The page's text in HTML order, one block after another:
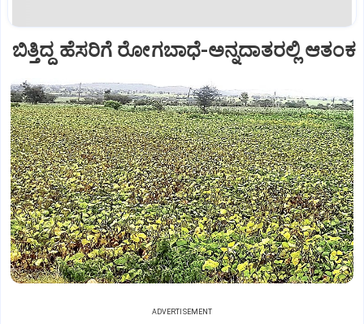
ಬಿತ್ತಿದ್ದ ಹೆಸರಿಗೆ ರೋಗಬಾಧೆ-ಅನ್ನದಾತರಲ್ಲಿ ಆತಂಕ
ADVERTISEMENT